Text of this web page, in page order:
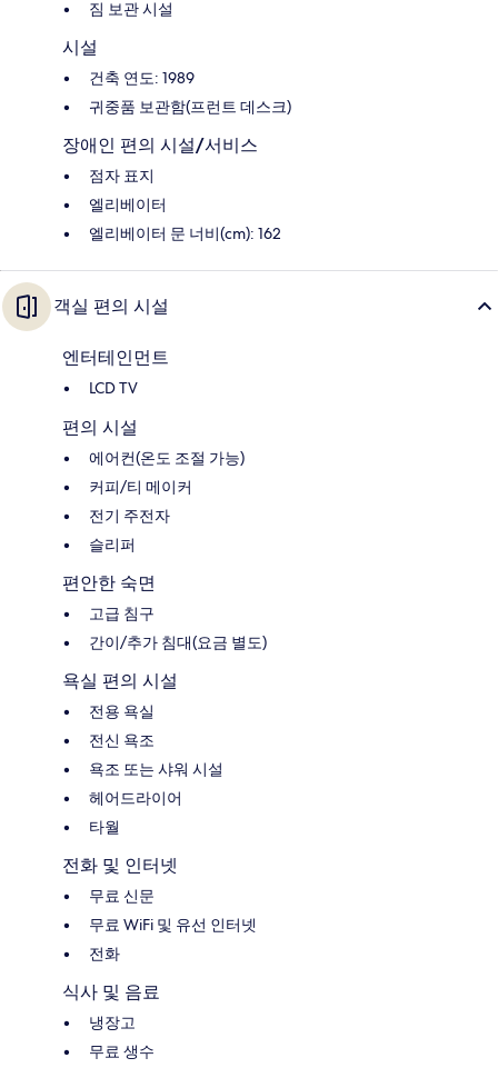
짐 보관 시설
시설
건축 연도: 1989
귀중품 보관함(프런트 데스크)
장애인 편의 시설/서비스
점자 표지
엘리베이터
엘리베이터 문 너비(cm): 162
객실 편의 시설
엔터테인먼트
LCD TV
편의 시설
에어컨(온도 조절 가능)
커피/티 메이커
전기 주전자
슬리퍼
편안한 숙면
고급 침구
간이/추가 침대(요금 별도)
욕실 편의 시설
전용 욕실
전신 욕조
욕조 또는 샤워 시설
헤어드라이어
타월
전화 및 인터넷
무료 신문
무료 WiFi 및 유선 인터넷
전화
식사 및 음료
냉장고
무료 생수